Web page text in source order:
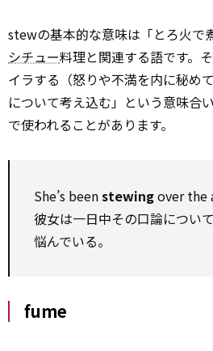
stewの基本的な意味は「とろ火で
シチュー料理と関連する語です。
イラする（怒りや不満を内に秘め
について考え込む」という意味合
で使われることがあります。
She’s beenstewingover the
彼女は一日中その口論につい
悩んでいる。
fume